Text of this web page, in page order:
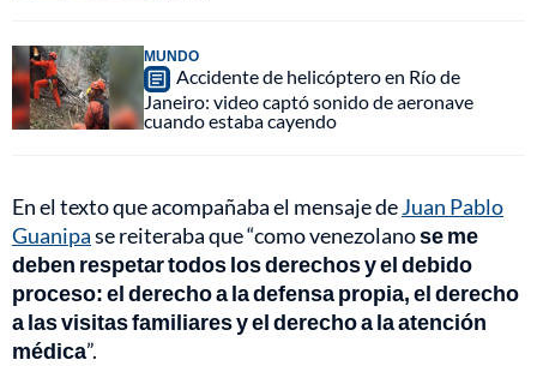
MUNDO
Accidente de helicóptero en Río de
Janeiro: video captó sonido de aeronave
cuando estaba cayendo
En el texto que acompañaba el mensaje deJuan Pablo
Guanipase reiteraba que “como venezolanose me
deben respetar todos los derechos y el debido
proceso: el derecho a la defensa propia, el derecho
a las visitas familiares y el derecho a la atención
médica”.